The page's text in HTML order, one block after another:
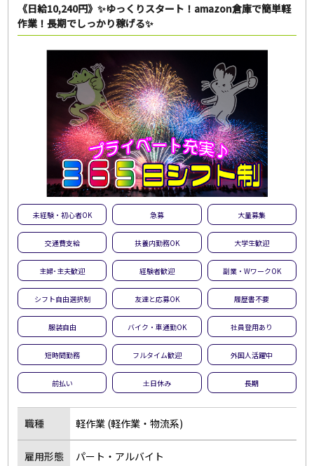
《日給10,240円》✨ゆっくりスタート！amazon倉庫で簡単軽
作業！長期でしっかり稼げる✨
未経験・初心者OK 急募 大量募集
交通費支給 扶養内勤務OK 大学生歓迎
主婦･主夫歓迎 経験者歓迎 副業・WワークOK
シフト自由選択制 友達と応募OK 履歴書不要
服装自由 バイク・車通勤OK 社員登用あり
短時間勤務 フルタイム歓迎 外国人活躍中
前払い 土日休み 長期
職種 軽作業 (軽作業・物流系)
雇用形態 パート・アルバイト
この条件で検索
全ての条件をクリア